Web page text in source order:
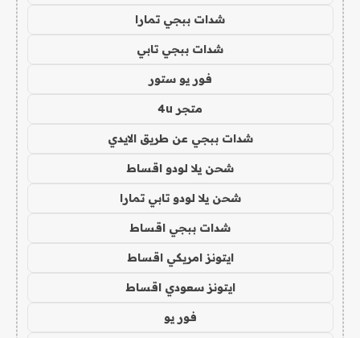
شدات ببجي تمارا
شدات ببجي تابي
فور يو ستور
متجر 4u
شدات ببجي عن طريق الايدي
شحن يلا لودو اقساط
شحن يلا لودو تابي تمارا
شدات ببجي اقساط
ايتونز امريكي اقساط
ايتونز سعودي اقساط
فور يو